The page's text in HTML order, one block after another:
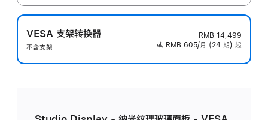
VESA 支架转换器
不含支架
RMB 14,499
或 RMB 605/月 (24 期) 起